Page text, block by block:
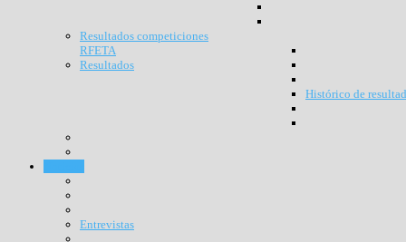
Resultados competiciones
RFETA
Resultados
Histórico de
Entrevistas